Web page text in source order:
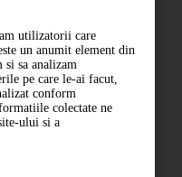
utilizatorii care
un anumit element din
si sa analizam
pe care le-ai facut,
conform
colectate ne
ului si a